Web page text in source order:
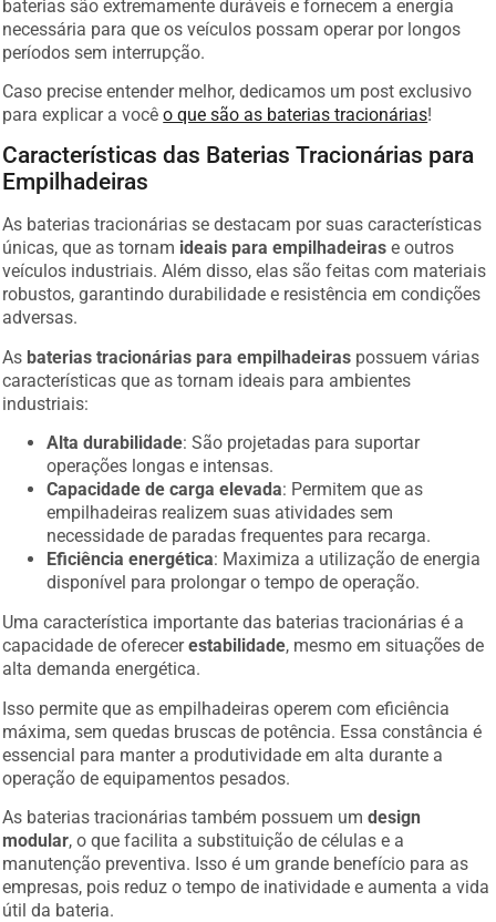
baterias são extremamente duráveis e fornecem a energia
necessária para que os veículos possam operar por longos
períodos sem interrupção.
Caso precise entender melhor, dedicamos um post exclusivo
para explicar a vocêo que são as baterias tracionárias!
Características das Baterias Tracionárias para
Empilhadeiras
As baterias tracionárias se destacam por suas características
únicas, que as tornam ideais para empilhadeiras e outros
veículos industriais. Além disso, elas são feitas com materiais
robustos, garantindo durabilidade e resistência em condições
adversas.
As baterias tracionárias para empilhadeiras possuem várias
características que as tornam ideais para ambientes
industriais:
Alta durabilidade: São projetadas para suportar
operações longas e intensas.
Capacidade de carga elevada: Permitem que as
empilhadeiras realizem suas atividades sem
necessidade de paradas frequentes para recarga.
Eficiência energética: Maximiza a utilização de energia
disponível para prolongar o tempo de operação.
Uma característica importante das baterias tracionárias é a
capacidade de oferecerestabilidade, mesmo em situações de
alta demanda energética.
Isso permite que as empilhadeiras operem com eficiência
máxima, sem quedas bruscas de potência. Essa constância é
essencial para manter a produtividade em alta durante a
operação de equipamentos pesados.
As baterias tracionárias também possuem umdesign
modular, o que facilita a substituição de células e a
manutenção preventiva. Isso é um grande benefício para as
empresas, pois reduz o tempo de inatividade e aumenta a vida
útil da bateria.